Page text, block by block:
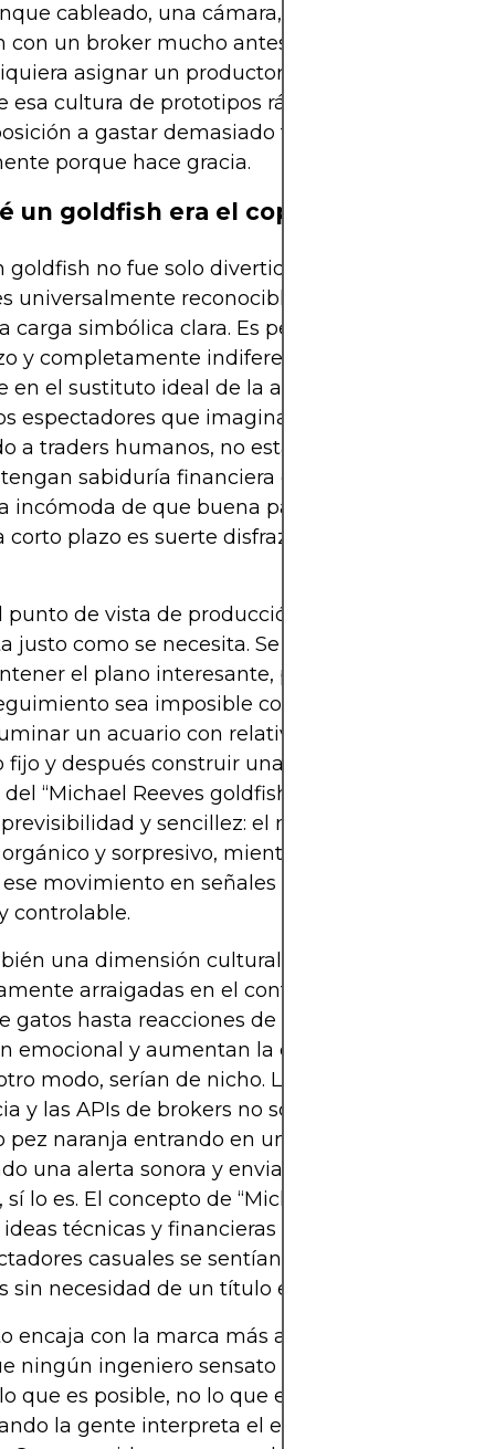
cableado, una cámara, un montón de
con un broker mucho antes de que un medio
asignar un productor. El experimento del
esa cultura de prototipos rápidos, gags que
a gastar demasiado tiempo y plata en un
porque hace gracia.
un goldfish era el coprotagonista
goldfish no fue solo divertido; fue estratégico.
universalmente reconocible, se ve bien en
carga simbólica clara. Es pequeño,
y completamente indiferente al valor de tu
en el sustituto ideal de la aleatoriedad. Cuando
espectadores que imaginasen a un pez
a traders humanos, no estaba afirmando que
sabiduría financiera oculta; estaba
incómoda de que buena parte del rendimiento
corto plazo es suerte disfrazada de jerga y
punto de vista de producción, un goldfish
justo como se necesita. Se mueve lo suficiente
el plano interesante, pero no tan rápido
sea imposible con hardware de
un acuario con relativa facilidad,
fijo y después construir una interfaz sobre ese
“Michael Reeves goldfish” dependía de ese
y sencillez: el movimiento del pez
y sorpresivo, mientras que el sistema
movimiento en señales de compra o venta
controlable.
una dimensión cultural. Las mascotas están
arraigadas en el contenido de internet;
gatos hasta reacciones de perros, los animales
emocional y aumentan la compartibilidad de
modo, serían de nicho. Los algoritmos de alta
y las APIs de brokers no son, por sí solos,
pez naranja entrando en una zona de “compra”,
una alerta sonora y enviando dinero real a una
lo es. El concepto de “Michael Reeves goldfish”
técnicas y financieras complejas en un
casuales se sentían cómodos
sin necesidad de un título en finanzas.
encaja con la marca más amplia de Reeves:
ningún ingeniero sensato haría, precisamente
que es posible, no lo que es recomendable.
la gente interpreta el experimento como